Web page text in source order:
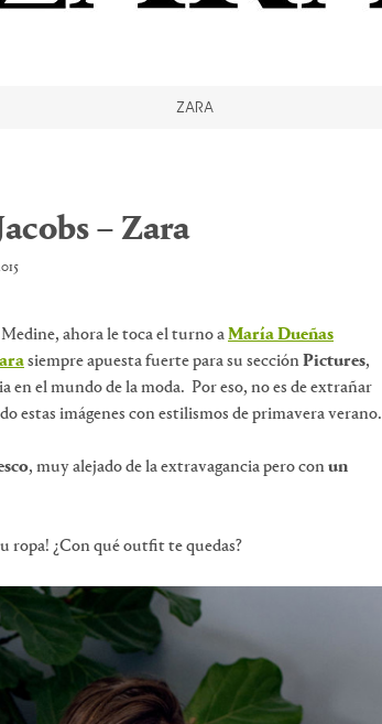
ZARA
– Zara
ahora le toca el turno aMaría Dueñas
siempre apuesta fuerte para su secciónPictures,
en el mundo de la moda. Por eso, no es de extrañar
estas imágenes con estilismos de primavera verano.
, muy alejado de la extravagancia pero conun
ropa! ¿Con qué outfit te quedas?